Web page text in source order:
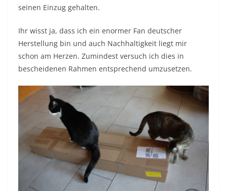
seinen Einzug gehalten.
Ihr wisst ja, dass ich ein enormer Fan deutscher
Herstellung bin und auch Nachhaltigkeit liegt mir
schon am Herzen. Zumindest versuch ich dies in
bescheidenen Rahmen entsprechend umzusetzen.